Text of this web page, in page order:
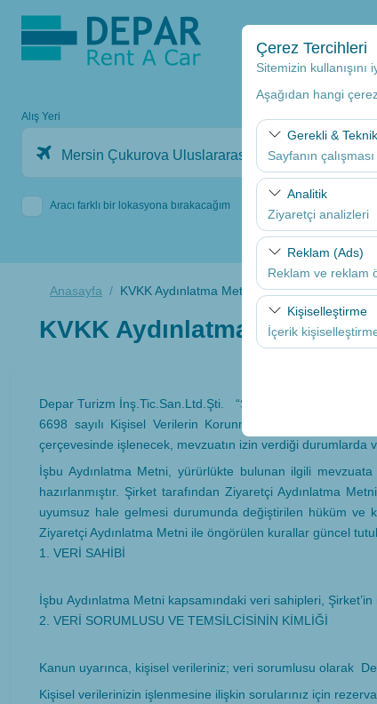
Çerez Tercihleri
Sitemizin
Aşağıdan hangi
Gerekli & Teknik
Sayfanın
Bu çerezler sitenin
bırakılamaz.
Analitik
Ziyaretçi analizleri
Bu çerezler,
analiz etmemizi
kullanılır.
Reklam (Ads)
Reklam ve reklam
Bu çerezler, size
etkinliğini (gösterim
Kişiselleştirme
İçerik
deneyiminizin
Alış Yeri
Mersin Çukurova Uluslararası Havalimanı Dış
Aracı farklı bir lokasyona bırakacağım
Anasayfa KVKK Aydınlatma Metni
KVKK Aydınlatma Metni
Depar Turizm İnş.Tic.San.Ltd.Şti. “Şirket” veya (“Depar
6698 sayılı Kişisel Verilerin Korunması Kanunu
çerçevesinde işlenecek, mevzuatın izin verdiği durumlarda
İşbu Aydınlatma Metni, yürürlükte bulunan ilgili
hazırlanmıştır. Şirket tarafından Ziyaretçi Aydınlatma
uyumsuz hale gelmesi durumunda değiştirilen hüküm ve
Ziyaretçi Aydınlatma Metni ile öngörülen kurallar güncel
1. VERİ SAHİBİ
İşbu Aydınlatma Metni kapsamındaki veri sahipleri,
2. VERİ SORUMLUSU VE TEMSİLCİSİNİN KİMLİĞİ
Kanun uyarınca, kişisel verileriniz; veri sorumlusu olarak
Kişisel verilerinizin işlenmesine ilişkin sorularınız için